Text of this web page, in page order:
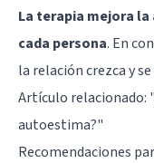
La terapia mejora
cada persona. En
la relación crezca y
Artículo relacionado:
autoestima?"
Recomendaciones